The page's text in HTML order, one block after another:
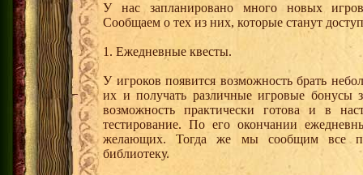
У нас запланировано много новых
Сообщаем о тех из них, которые станут
1. Ежедневные квесты.
У игроков появится возможность брать
их и получать различные игровые бонусы
возможность практически готова и в
тестирование. По его окончании
желающих. Тогда же мы сообщим все
библиотеку.